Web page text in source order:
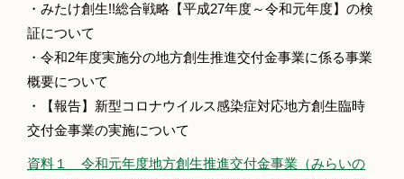
・みたけ創生!!総合戦略【平成27年度～令和元年度】の検
証について
・令和2年度実施分の地方創生推進交付金事業に係る事業
概要について
・【報告】新型コロナウイルス感染症対応地方創生臨時
交付金事業の実施について
資料１ 令和元年度地方創生推進交付金事業（みらいの